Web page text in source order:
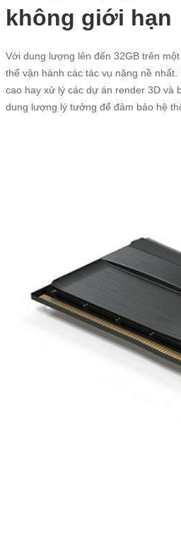
không giới hạn
Với dung lượng lên đến 32GB trên
thể vận hành các tác vụ nặng nề
cao hay xử lý các dự án render 3D và
dung lượng lý tưởng để đảm bảo hệ